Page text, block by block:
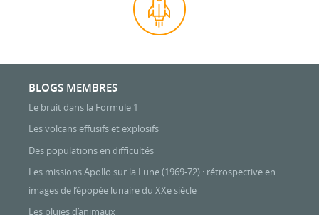
BLOGS MEMBRES
Le bruit dans la Formule 1
Les volcans effusifs et explosifs
Des populations en difficultés
Les missions Apollo sur la Lune (1969-72) : rétrospective en
images de l’épopée lunaire du XXe siècle
Les pluies d’animaux